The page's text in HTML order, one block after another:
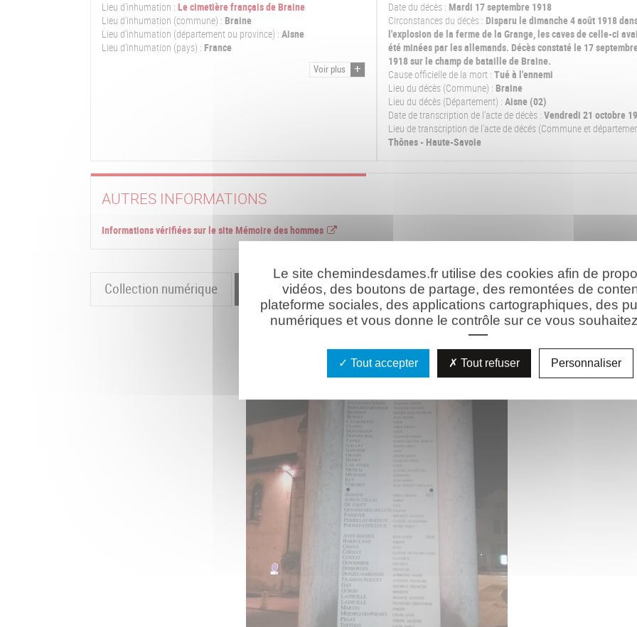
Lieu d'inhumation : Le cimetière français de Braine
Lieu d'inhumation (commune) : Braine
Lieu d'inhumation (département ou province) : Aisne
Lieu d'inhumation (pays) : France
Voir plus
Date du décès : Mardi 17 septembre 1918
Circonstances du décès : Disparu le dimanche 4 août 1918
l'explosion de la ferme de la Grange, les caves de celle-ci
été minées par les allemands. Décès constaté le 17
1918 sur le champ de bataille de Braine.
Cause officielle de la mort : Tué à l'ennemi
Lieu du décès (Commune) : Braine
Lieu du décès (Département) : Aisne (02)
Date de transcription de l'acte de décès : Vendredi 21 octobre
Lieu de transcription de l'acte de décés (Commune et
Thônes - Haute-Savoie
AUTRES INFORMATIONS
Informations vérifiées sur le site Mémoire des hommes
Collection numérique La cartographie
Le site chemindesdames.fr utilise des cookies afin de
vidéos, des boutons de partage, des remontées de
plateforme sociales, des applications cartographiques, des
numériques et vous donne le contrôle sur ce vous
Tout accepter Tout refuser Personnaliser